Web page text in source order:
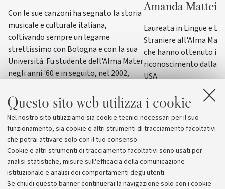
Questo sito web utilizza i cookie
Nel nostro sito utilizziamo sia cookie tecnici necessari per il suo
funzionamento, sia cookie e altri strumenti di tracciamento facoltativi
che potrai attivare solo con il tuo consenso.
Cookie e altri strumenti di tracciamento facoltativi sono usati per
analisi statistiche, misure sull'efficacia della comunicazione
istituzionale e analisi dei comportamenti degli utenti.
Se chiudi questo banner continuerai la navigazione solo con i cookie
Con le sue canzoni ha segnato la storia
musicale e culturale italiana,
coltivando sempre un legame
strettissimo con Bologna e con la sua
Università. Fu studente dell'Alma Mater
negli anni '60 e in seguito, nel 2002,
Scienze della formazione primaria
Amanda Mattei
Laureata in Lingue e
Straniere all'Alma
che hanno ottenuto il
riconoscimento dalla
USA